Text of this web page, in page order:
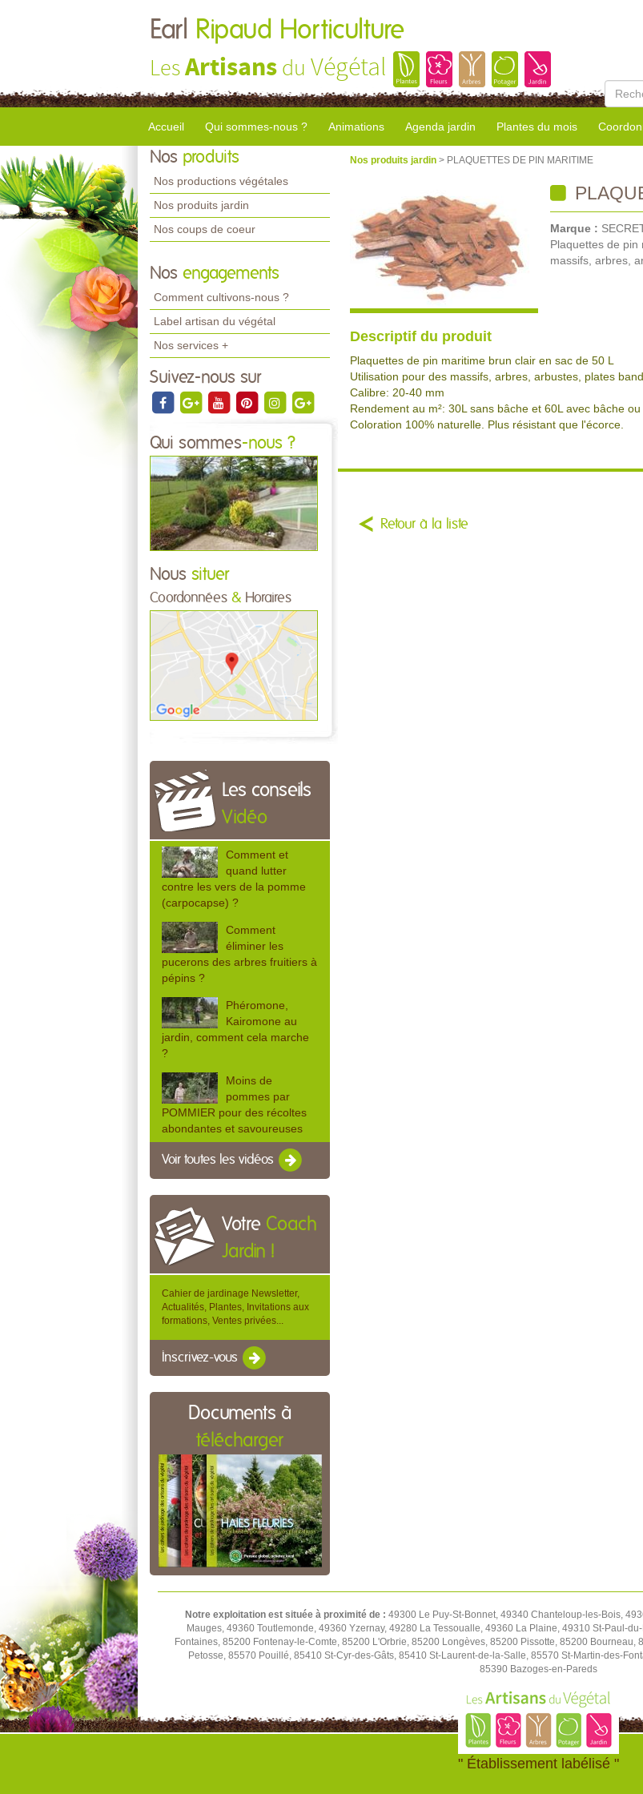
Earl Ripaud Horticulture
LesArtisans du Végétal
Accueil Qui sommes-nous ? Animations Agenda jardin Plantes du mois
Nos produits
Nos productions végétales
Nos produits jardin
Nos coups de coeur
Nos engagements
Comment cultivons-nous ?
Label artisan du végétal
Nos services +
Suivez-nous sur
Qui sommes-nous ?
Nous situer
Coordonnées & Horaires
Les conseils
Vidéo
Comment et
quand lutter
contre les vers de la pomme
(carpocapse) ?
Comment
éliminer les
pucerons des arbres fruitiers à
pépins ?
Phéromone,
Kairomone au
jardin, comment cela marche
?
Moins de
pommes par
POMMIER pour des récoltes
abondantes et savoureuses
Voir toutes les vidéos
Votre Coach
Jardin !
Cahier de jardinage Newsletter,
Actualités, Plantes, Invitations aux
formations, Ventes privées...
Inscrivez-vous
Documents à
télécharger
Nos produits jardin > PLAQUETTES DE PIN MARITIME
Marque :
Plaquettes de pin
massifs, arbres,
Descriptif du produit
Plaquettes de pin maritime brun clair en sac de 50 L
Utilisation pour des massifs, arbres, arbustes, plates
Calibre: 20-40 mm
Rendement au m²: 30L sans bâche et 60L avec bâche
Coloration 100% naturelle. Plus résistant que l'écorce.
Retour à la liste
Notre exploitation est située à proximité de : 49300 Le Puy-St-Bonnet, 49340 Chanteloup-les-Bois,
Mauges, 49360 Toutlemonde, 49360 Yzernay, 49280 La Tessoualle, 49360 La Plaine, 49310 St-Paul-
Fontaines, 85200 Fontenay-le-Comte, 85200 L'Orbrie, 85200 Longèves, 85200 Pissotte, 85200
Petosse, 85570 Pouillé, 85410 St-Cyr-des-Gâts, 85410 St-Laurent-de-la-Salle, 85570 St-Martin-des-
85390 Bazoges-en-Pareds
" Établissement labélisé "